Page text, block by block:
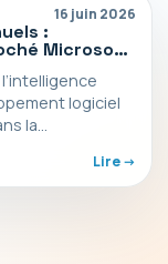
16 juin 2026
:
Microsoft
logiciel
la
Lire ->